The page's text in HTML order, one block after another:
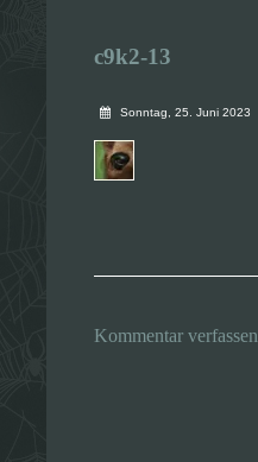
c9k2-13
Sonntag, 25. Juni 2023
Kommentar verfassen